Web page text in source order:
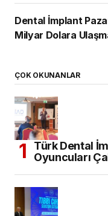
Dental İmplant
Milyar Dolara
ÇOK OKUNANLAR
Türk Dental
Oyuncuları